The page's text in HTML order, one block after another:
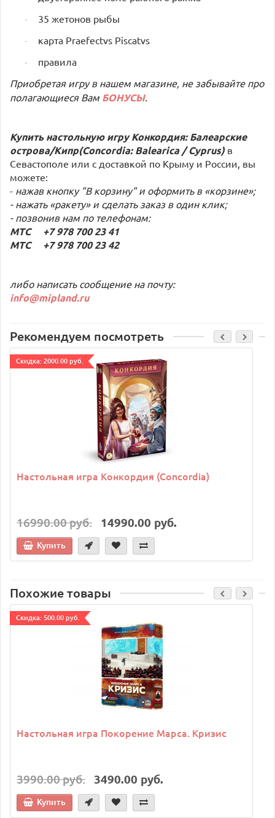
· 35 жетонов рыбы
· карта Praefectvs Piscatvs
·
правила
Приобретая игру в нашем магазине, не забывайте про
полагающиеся Вам БОНУСЫ.
Купить настольную игру Конкордия: Балеарские
острова/Кипр(Concordia: Balearica / Cyprus) в
Севастополе или с доставкой по Крыму и России, вы
можете:
- нажав кнопку "В корзину" и оформить в «корзине»;
- нажать «ракету» и сделать заказ в один клик;
- позвонив нам по телефонам:
МТС +7 978 700 23 41
МТС +7 978 700 23 42
либо написать сообщение на почту:
info@mipland.ru
Рекомендуем посмотреть
Cкидка: 2000.00 руб.
Настольная игра Конкордия (Concordia)
16990.00 руб. 14990.00 руб.
Купить
Похожие товары
Cкидка: 500.00 руб.
Настольная игра Покорение Марса. Кризис
3990.00 руб. 3490.00 руб.
Купить